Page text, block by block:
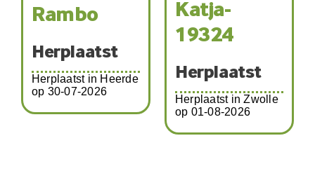
in Heerde
2026
Herplaatst
Herplaatst in Zwolle
op 01-08-2026